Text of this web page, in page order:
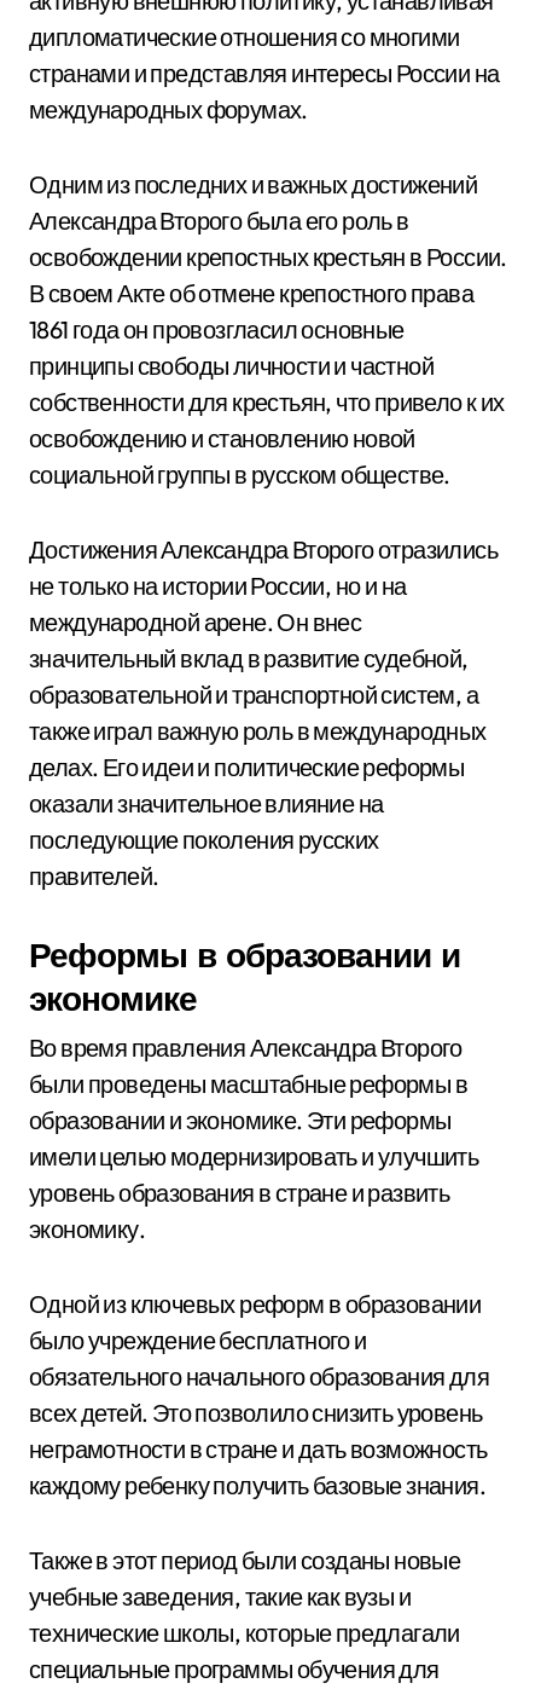
дипломатические отношения со многими
странами и представляя интересы России на
международных форумах.
Одним из последних и важных достижений
Александра Второго была его роль в
освобождении крепостных крестьян в России.
В своем Акте об отмене крепостного права
1861 года он провозгласил основные
принципы свободы личности и частной
собственности для крестьян, что привело к их
освобождению и становлению новой
социальной группы в русском обществе.
Достижения Александра Второго отразились
не только на истории России, но и на
международной арене. Он внес
значительный вклад в развитие судебной,
образовательной и транспортной систем, а
также играл важную роль в международных
делах. Его идеи и политические реформы
оказали значительное влияние на
последующие поколения русских
правителей.
Реформы в образовании и
экономике
Во время правления Александра Второго
были проведены масштабные реформы в
образовании и экономике. Эти реформы
имели целью модернизировать и улучшить
уровень образования в стране и развить
экономику.
Одной из ключевых реформ в образовании
было учреждение бесплатного и
обязательного начального образования для
всех детей. Это позволило снизить уровень
неграмотности в стране и дать возможность
каждому ребенку получить базовые знания.
Также в этот период были созданы новые
учебные заведения, такие как вузы и
технические школы, которые предлагали
специальные программы обучения для